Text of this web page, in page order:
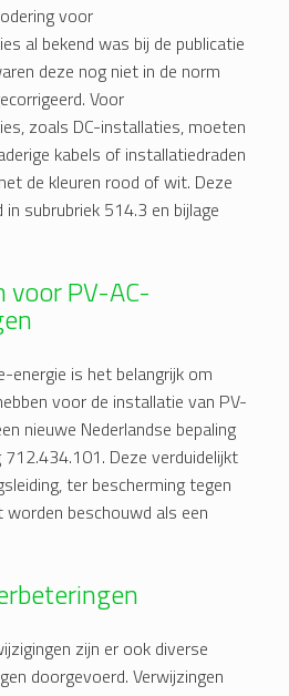
voor
al bekend was bij de publicatie
deze nog niet in de norm
Voor
zoals DC-installaties, moeten
kabels of installatiedraden
de kleuren rood of wit. Deze
subrubriek 514.3 en bijlage
voor PV-AC-
energie is het belangrijk om
voor de installatie van PV-
nieuwe Nederlandse bepaling
Deze verduidelijkt
ter bescherming tegen
beschouwd als een
zijn er ook diverse
doorgevoerd. Verwijzingen